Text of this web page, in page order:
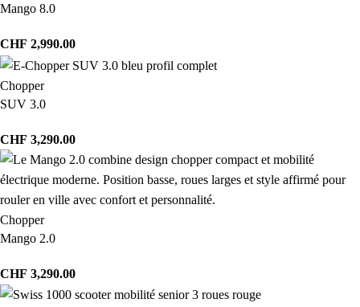
Mango 8.0
CHF 2,990.00
Chopper
SUV 3.0
CHF 3,290.00
Chopper
Mango 2.0
CHF 3,290.00